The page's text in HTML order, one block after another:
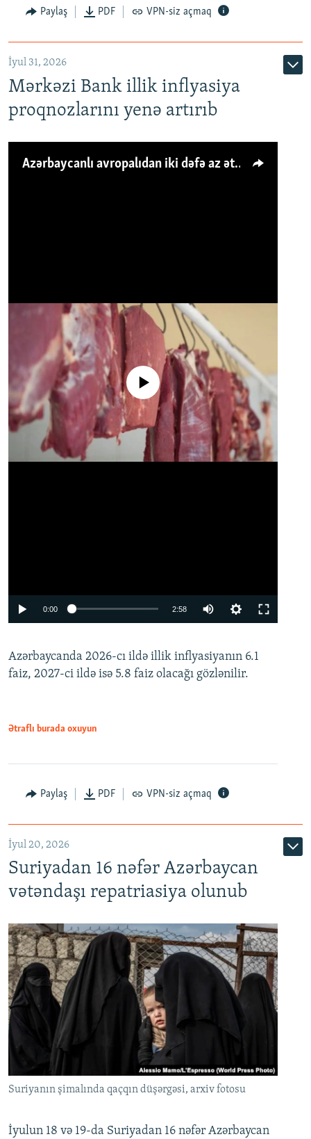
Paylaş PDF VPN-siz açmaq
İyul 31, 2026
Mərkəzi Bank illik inflyasiya
proqnozlarını yenə artırıb
Azərbaycanlı avropalıdan iki dəfə az ət yeyir, amma... 'Qiymət artımı qaçılmazdır'
Auto
No media source currently available
0:00 2:58
360p
480p
Azərbaycanda 2026-cı ildə illik inflyasiyanın 6.1
faiz, 2027-ci ildə isə 5.8 faiz olacağı gözlənilir.
Ətraflı burada oxuyun
Paylaş PDF VPN-siz açmaq
İyul 20, 2026
Suriyadan 16 nəfər Azərbaycan
vətəndaşı repatriasiya olunub
Suriyanın şimalında qaçqın düşərgəsi, arxiv fotosu
İyulun 18 və 19-da Suriyadan 16 nəfər Azərbaycan